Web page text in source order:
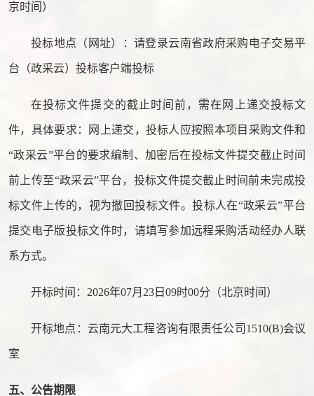
京时间）
投标地点（网址）：请登录云南省政府采购电子交易平
台（政采云）投标客户端投标
在投标文件提交的截止时间前，需在网上递交投标文
件，具体要求：网上递交，投标人应按照本项目采购文件和
“政采云”平台的要求编制、加密后在投标文件提交截止时间
前上传至“政采云”平台，投标文件提交截止时间前未完成投
标文件上传的，视为撤回投标文件。投标人在“政采云”平台
提交电子版投标文件时，请填写参加远程采购活动经办人联
系方式。
开标时间： 2026年07月23日09时00分（北京时间）
开标地点：云南元大工程咨询有限责任公司 1510(B)会议
室
五、公告期限